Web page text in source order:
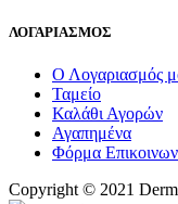
ΛΟΓΑΡΙΑΣΜΟΣ
Ο Λογαριασμός
Ταμείο
Καλάθι Αγορών
Αγαπημένα
Φόρμα
Copyright © 2021